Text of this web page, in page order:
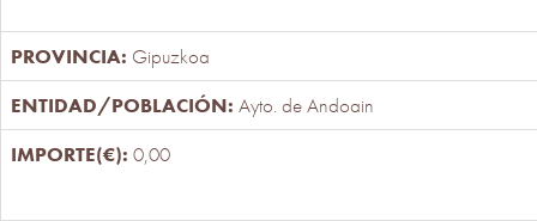
Gipuzkoa
Ayto. de Andoain
0,00